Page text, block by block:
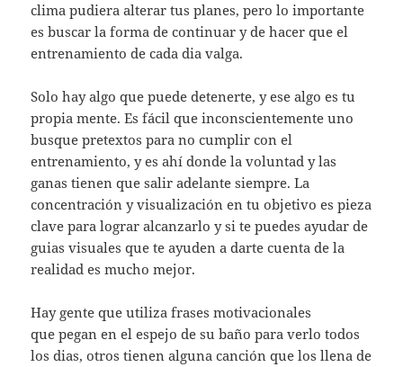
clima pudiera alterar tus planes, pero lo importante
es buscar la forma de continuar y de hacer que el
entrenamiento de cada dia valga.
Solo hay algo que puede detenerte, y ese algo es tu
propia mente. Es fácil que inconscientemente uno
busque pretextos para no cumplir con el
entrenamiento, y es ahí donde la voluntad y las
ganas tienen que salir adelante siempre. La
concentración y visualización en tu objetivo es pieza
clave para lograr alcanzarlo y si te puedes ayudar de
guias visuales que te ayuden a darte cuenta de la
realidad es mucho mejor.
Hay gente que utiliza frases motivacionales
que pegan en el espejo de su baño para verlo todos
los dias, otros tienen alguna canción que los llena de